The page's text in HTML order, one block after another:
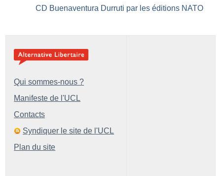
CD Buenaventura Durruti par les éditions NATO
Qui sommes-nous ?
Manifeste de l'UCL
Contacts
Syndiquer le site de l'UCL
Plan du site